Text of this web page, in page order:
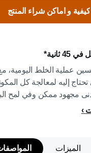
تحتاج إليه لمعالجة كل
مجهود ممكن وفي لمح
كيفية و اماكن شراء المنتج
الميزات